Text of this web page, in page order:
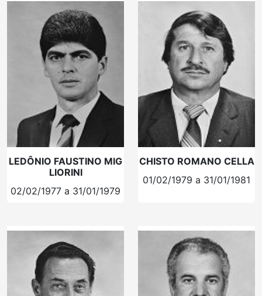
LEDÔNIO FAUSTINO MIG
LIORINI
02/02/1977 a 31/01/1979
CHISTO ROMANO CELLA
01/02/1979 a 31/01/1981